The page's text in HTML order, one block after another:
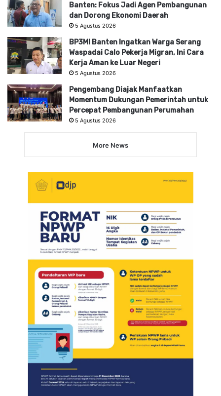
Banten: Fokus Jadi Agen Pembangunan
dan Dorong Ekonomi Daerah
5 Agustus 2026
BP3MI Banten Ingatkan Warga Serang
Waspadai Calo Pekerja Migran, Ini Cara
Kerja Aman ke Luar Negeri
5 Agustus 2026
Pengembang Diajak Manfaatkan
Momentum Dukungan Pemerintah untuk
Percepat Pembangunan Perumahan
5 Agustus 2026
More News